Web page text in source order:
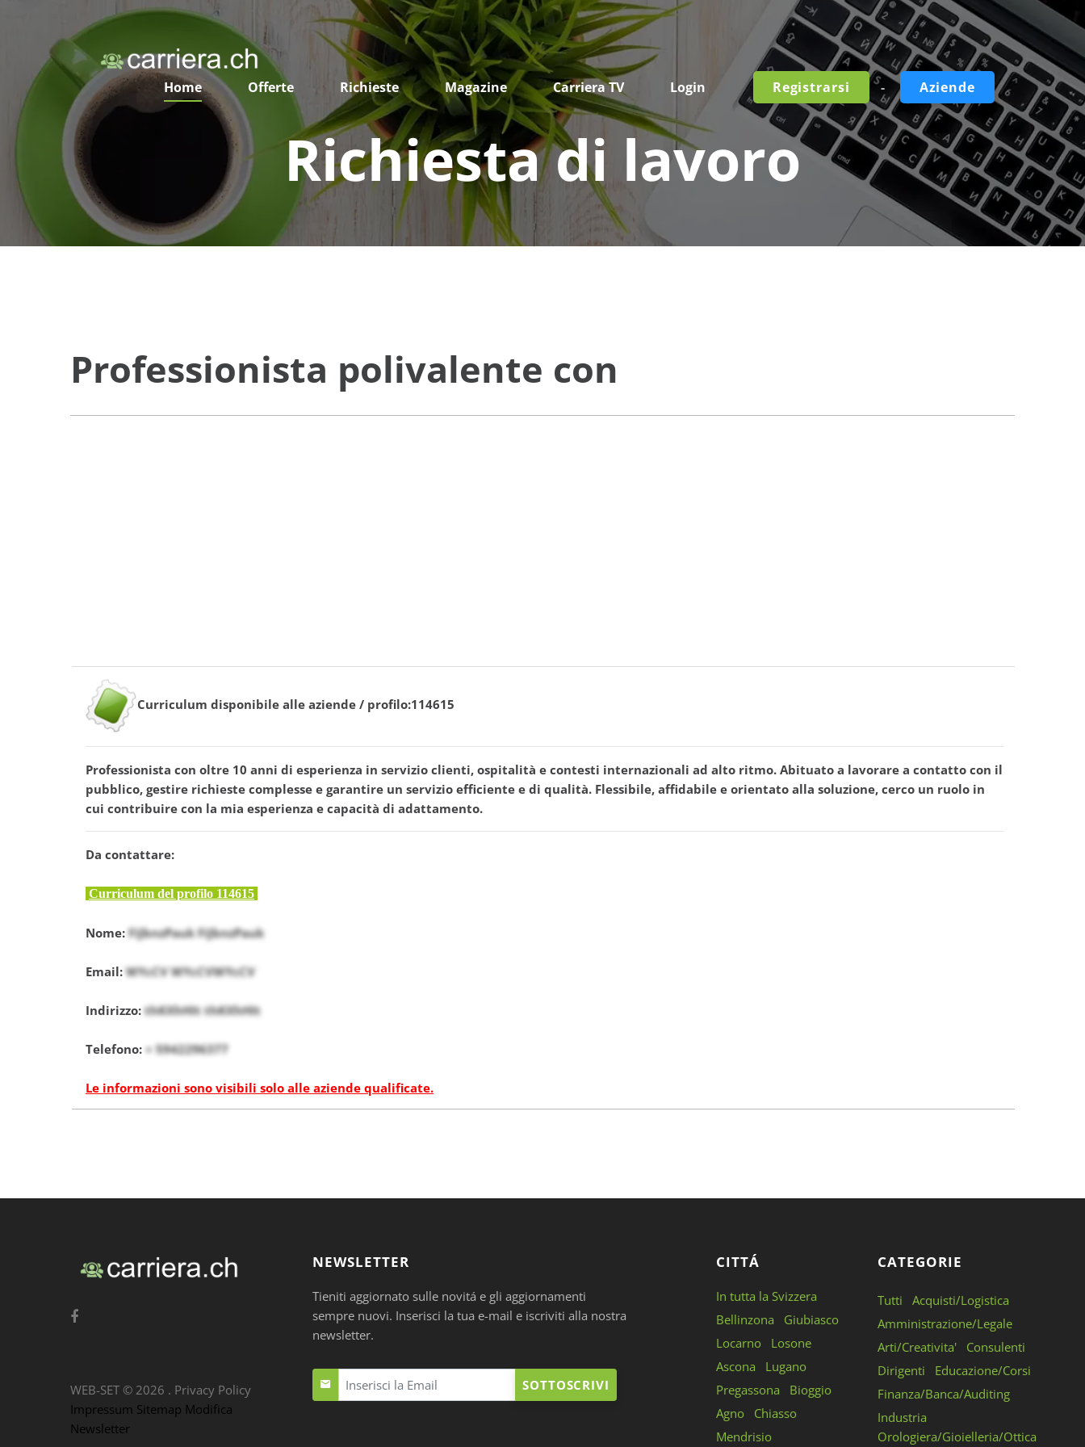
Home Offerte Richieste Magazine Carriera TV Login Registrarsi - Aziende
Richiesta di lavoro
Professionista polivalente con
Curriculum disponibile alle aziende / profilo:114615
Professionista con oltre 10 anni di esperienza in servizio clienti, ospitalità e contesti internazionali ad alto ritmo. Abituato a lavorare a contatto con il
pubblico, gestire richieste complesse e garantire un servizio efficiente e di qualità. Flessibile, affidabile e orientato alla soluzione, cerco un ruolo in
cui contribuire con la mia esperienza e capacità di adattamento.
Da contattare:
Curriculum del profilo 114615
Nome: FiJbnzPauk FiJbnzPauk
Email: WYcCV WYcCVWYcCV
Indirizzo:thKXhHIt thKXhHIt
Telefono: + 5942296377
Le informazioni sono visibili solo alle aziende qualificate.
NEWSLETTER
Tieniti aggiornato sulle novitá e gli aggiornamenti
sempre nuovi. Inserisci la tua e-mail e iscriviti alla nostra
newsletter.
SOTTOSCRIVI
CITTÁ
In tutta la Svizzera
Bellinzona
Giubiasco
Locarno
Losone
Ascona
Lugano
Pregassona
Bioggio
Agno
Chiasso
Mendrisio
CATEGORIE
Tutti
Acquisti/Logistica
Amministrazione/Legale
Arti/Creativita'
Consulenti
Dirigenti
Educazione/Corsi
Finanza/Banca/Auditing
Industria
Orologiera/Gioielleria/Ottica
WEB-SET © 2026 . Privacy Policy
Impressum Sitemap Modifica
Newsletter